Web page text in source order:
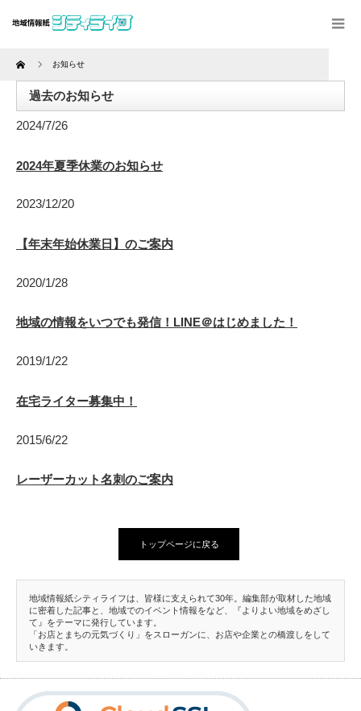
Home お知らせ
過去のお知らせ
2024/7/26
2024年夏季休業のお知らせ
2023/12/20
【年末年始休業日】のご案内
2020/1/28
地域の情報をいつでも発信！LINE＠はじめました！
2019/1/22
在宅ライター募集中！
2015/6/22
レーザーカット名刺のご案内
トップページに戻る
地域情報紙シティライフは、皆様に支えられて30年。編集部が取材した地域
に密着した記事と、地域でのイベント情報をなど、『よりよい地域をめざし
て』をテーマに発行しています。
「お店とまちの元気づくり」をスローガンに、お店や企業との橋渡しをして
いきます。